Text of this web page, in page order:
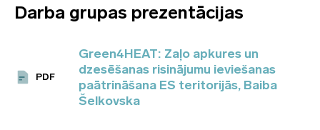
Darba grupas prezentācijas
PDF
Green4HEAT: Zaļo apkures un
dzesēšanas risinājumu ieviešanas
paātrināšana ES teritorijās, Baiba
Šelkovska